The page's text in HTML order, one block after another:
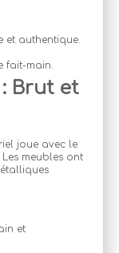
et authentique.
fait-main.
Brut et
joue avec le
meubles ont
et